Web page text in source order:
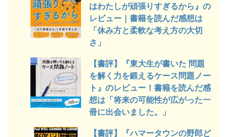
はわたしが頑張りすぎるから』の
レビュー｜書籍を読んだ感想は
「休み方と柔軟な考え方の大切
さ」
【書評】『東大生が書いた 問題
を解く力を鍛えるケース問題ノー
ト』のレビュー！書籍を読んだ感
想は「将来の可能性が広がった一
冊に出会いました。」
【書評】『ハマータウンの野郎ど